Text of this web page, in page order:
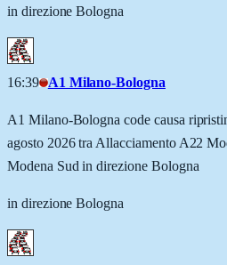
in direzione Bologna
16:39 A1 Milano-Bologna
A1 Milano-Bologna code causa
agosto 2026 tra Allacciamento A22
Modena Sud in direzione Bologna
in direzione Bologna